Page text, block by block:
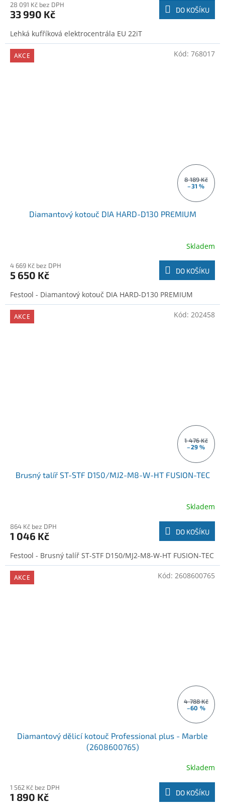
28 091 Kč bez DPH
33 990 Kč DO KOŠÍKU
Lehká kufříková elektrocentrála EU 22iT
AKCE
8 189 Kč
–31 %
Diamantový kotouč DIA HARD-D130 PREMIUM
Skladem
4 669 Kč bez DPH
5 650 Kč DO KOŠÍKU
Festool - Diamantový kotouč DIA HARD-D130 PREMIUM
Kód: 768017
AKCE
1 476 Kč
–29 %
Brusný talíř ST-STF D150/MJ2-M8-W-HT FUSION-TEC
Skladem
864 Kč bez DPH
1 046 Kč DO KOŠÍKU
Festool - Brusný talíř ST-STF D150/MJ2-M8-W-HT FUSION-TEC
Kód: 202458
AKCE
4 788 Kč
–60 %
Diamantový dělicí kotouč Professional plus - Marble
(2608600765)
Skladem
1 562 Kč bez DPH
1 890 Kč DO KOŠÍKU
Kód: 2608600765